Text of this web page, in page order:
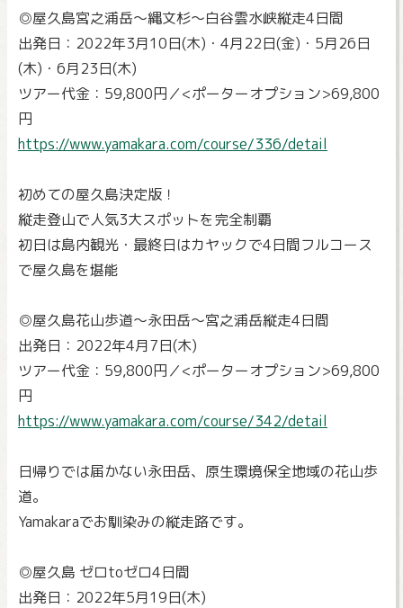
◎屋久島宮之浦岳～縄文杉～白谷雲水峡縦走4日間
出発日：2022年3月10日(木)・4月22日(金)・5月26日
(木)・6月23日(木)
ツアー代金：59,800円／<ポーターオプション>69,800
円
https://www.yamakara.com/course/336/detail
初めての屋久島決定版！
縦走登山で人気3大スポットを完全制覇
初日は島内観光・最終日はカヤックで4日間フルコース
で屋久島を堪能
◎屋久島花山歩道～永田岳～宮之浦岳縦走4日間
出発日：2022年4月7日(木)
ツアー代金：59,800円／<ポーターオプション>69,800
円
https://www.yamakara.com/course/342/detail
日帰りでは届かない永田岳、原生環境保全地域の花山歩
道。
Yamakaraでお馴染みの縦走路です。
◎屋久島 ゼロtoゼロ4日間
出発日：2022年5月19日(木)